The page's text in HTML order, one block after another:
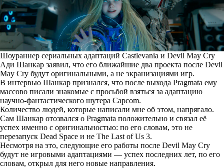
Шоураннер сериальных адаптаций Castlevania и Devil May Cry
Ади Шанкар заявил, что его ближайшие два проекта после Devil
May Cry будут оригинальными, а не экранизациями игр.
В интервью Шанкар признался, что после выхода Pragmata ему
массово писали знакомые с просьбой взяться за адаптацию
научно-фантастического шутера Capcom.
Количество людей, которые написали мне об этом, напрягало.
Сам Шанкар отозвался о Pragmata положительно и связал её
успех именно с оригинальностью: по его словам, это не
перезапуск Dead Space и не The Last of Us 3.
Несмотря на это, следующие его работы после Devil May Cry
будут не игровыми адаптациями — успех последних лет, по его
словам, открыл для него новые направления.